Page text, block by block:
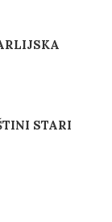
STARI